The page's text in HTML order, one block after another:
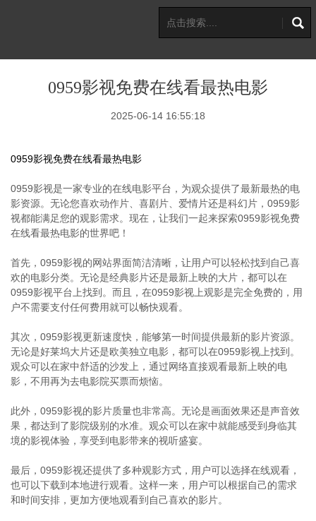
0959影视免费在线看最热电影
2025-06-14 16:55:18
0959影视免费在线看最热电影
0959影视是一家专业的在线电影平台，为观众提供了最新最热的电
影资源。无论您喜欢动作片、喜剧片、爱情片还是科幻片，0959影
视都能满足您的观影需求。现在，让我们一起来探索0959影视免费
在线看最热电影的世界吧！
首先，0959影视的网站界面简洁清晰，让用户可以轻松找到自己喜
欢的电影分类。无论是经典影片还是最新上映的大片，都可以在
0959影视平台上找到。而且，在0959影视上观影是完全免费的，用
户不需要支付任何费用就可以畅快观看。
其次，0959影视更新速度快，能够第一时间提供最新的影片资源。
无论是好莱坞大片还是欧美独立电影，都可以在0959影视上找到。
观众可以在家中舒适的沙发上，通过网络直接观看最新上映的电
影，不用再为去电影院买票而烦恼。
此外，0959影视的影片质量也非常高。无论是画面效果还是声音效
果，都达到了影院级别的水准。观众可以在家中就能感受到身临其
境的影视体验，享受到电影带来的视听盛宴。
最后，0959影视还提供了多种观影方式，用户可以选择在线观看，
也可以下载到本地进行观看。这样一来，用户可以根据自己的需求
和时间安排，更加方便地观看到自己喜欢的影片。